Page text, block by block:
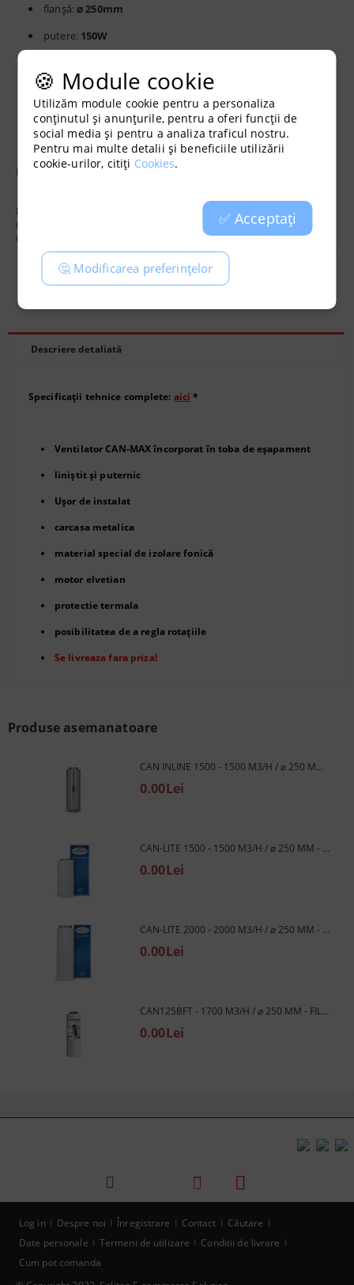
flanșă:⌀ 250mm
putere: 150W
lungime:680 mm
greutate: 9,9 kg
Notă: ventilatorul este fără priză!
Producător:
Cod:
Greutate:
Recomandă Evaluează
Descriere detaliată
Specificații tehnice complete: aici *
Ventilator CAN-MAX încorporat în toba de eșapament
liniștit și puternic
Ușor de instalat
carcasa metalica
material special de izolare fonică
motor elvetian
protectie termala
posibilitatea de a regla rotațiile
Se livreaza fara priza!
Produse asemanatoare
CAN INLINE 1500 - 1500 M3/H / ⌀ 250 MM - FILTRU DE CARBON CU CURGERE
0.00Lei
CAN-LITE 1500 - 1500 M3/H / ⌀ 250 MM - FILTRU DE CARBON
0.00Lei
CAN-LITE 2000 - 2000 M3/H / ⌀ 250 MM - FILTRU DE CARBON
0.00Lei
CAN125BFT - 1700 M3/H / ⌀ 250 MM - FILTRU DE CARBON
0.00Lei
Log in Despre noi Înregistrare Contact
Căutare
Date personale
Termeni de utilizare
Conditii de livrare
Cum pot comanda
🍪 Module cookie
Utilizăm module cookie pentru a personaliza
conținutul și anunțurile, pentru a oferi funcții de
social media și pentru a analiza traficul nostru.
Pentru mai multe detalii și beneficiile utilizării
cookie-urilor, citiți Cookies.
✅ Acceptați
🤔 Modificarea preferințelor